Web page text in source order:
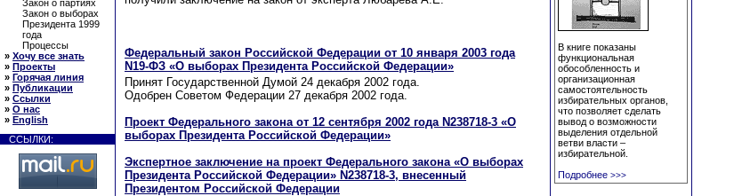
Закон о партиях
Закон о выборах
Президента 1999
года
Процессы
» Хочу все знать
» Проекты
» Горячая линия
» Публикации
» Ссылки
» О нас
» English
ССЫЛКИ:
Федеральный закон Российской Федерации от 10 января 2003 года
N19-ФЗ «О выборах Президента Российской Федерации»
Принят Государственной Думой 24 декабря 2002 года.
Одобрен Советом Федерации 27 декабря 2002 года.
Проект Федерального закона от 12 сентября 2002 года N238718-3 «О
выборах Президента Российской Федерации»
Экспертное заключение на проект Федерального закона «О выборах
Президента Российской Федерации» N238718-3, внесенный
Президентом Российской Федерации
В книге показаны
функциональная
обособленность и
организационная
самостоятельность
избирательных органов,
что позволяет сделать
вывод о возможности
выделения отдельной
ветви власти –
избирательной.
Подробнее >>>